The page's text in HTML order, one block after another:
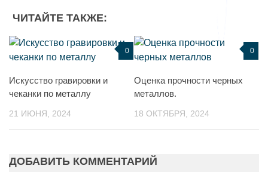
ЧИТАЙТЕ ТАКЖЕ:
0
Искусство гравировки и
чеканки по металлу
21 ИЮНЯ, 2024
0
Оценка прочности черных
металлов.
18 ОКТЯБРЯ, 2024
ДОБАВИТЬ КОММЕНТАРИЙ